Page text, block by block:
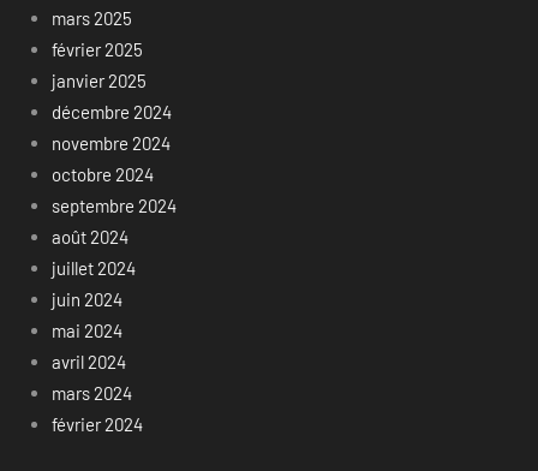
mars 2025
février 2025
janvier 2025
décembre 2024
novembre 2024
octobre 2024
septembre 2024
août 2024
juillet 2024
juin 2024
mai 2024
avril 2024
mars 2024
février 2024